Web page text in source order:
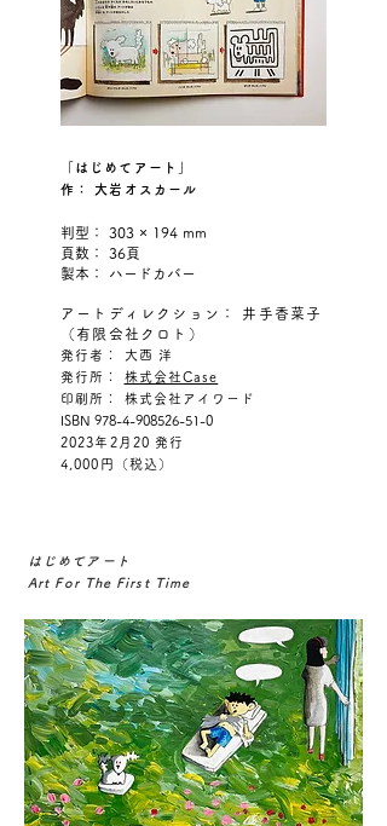
「はじめてアート」
作： 大岩オスカール
判型 ： 303 × 194 mm
頁数： 36頁
製本： ハードカバー
​アートディレクション： 井手香菜子
（有限会社クロト）
発行者： 大西 洋
発行所： 株式会社Case
印刷所： 株式会社アイワード
ISBN 978-4-908526-51-0
2023年2月20 発行
4,000円（税込）​
はじめてアート
​Art For The First Time